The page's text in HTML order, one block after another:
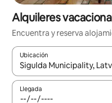
Alquileres
Encuentra y reserva
Ubicación
Cuando los resultados
Llegada